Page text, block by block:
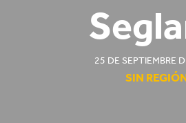
25 DE SEPTIEMBRE
SIN